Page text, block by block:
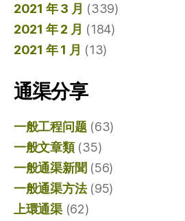
2021 年 3 月 (339)
2021 年 2 月 (184)
2021 年 1 月 (13)
通渠分享
一般工程问题(63)
一般文章類(35)
一般通渠新聞 (56)
一般通渠方法(95)
上環通渠(62)